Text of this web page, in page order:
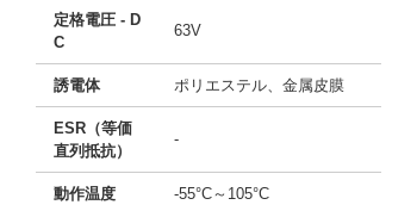
定格電圧 - D
C
63V
誘電体 ポリエステル、金属皮膜
ESR（等価
直列抵抗）
-
動作温度 -55°C～105°C